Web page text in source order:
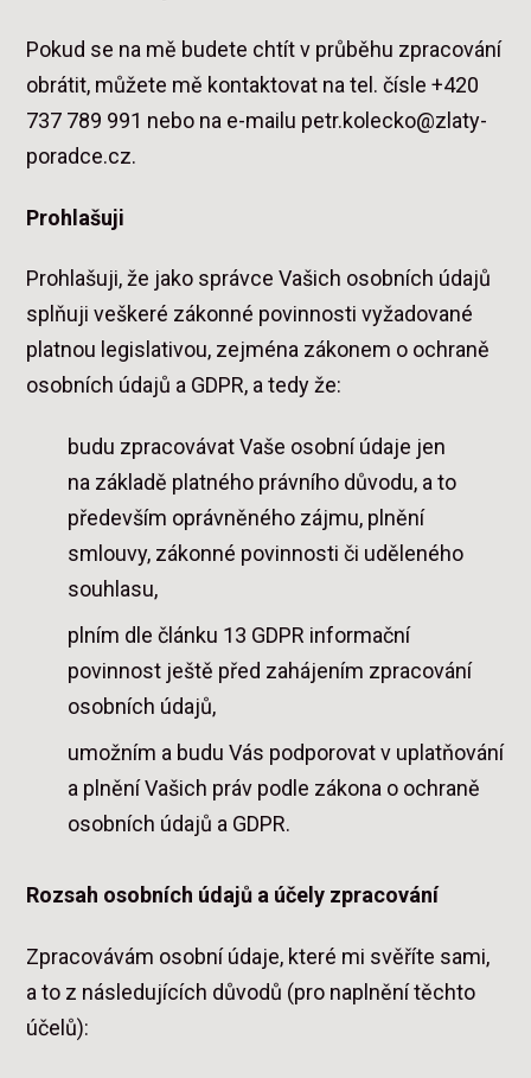
Pokud se na mě budete chtít v průběhu zpracování
obrátit, můžete mě kontaktovat na tel. čísle +420
737 789 991 nebo na e-mailu petr.kolecko@zlaty-
poradce.cz.
Prohlašuji
Prohlašuji, že jako správce Vašich osobních údajů
splňuji veškeré zákonné povinnosti vyžadované
platnou legislativou, zejména zákonem o ochraně
osobních údajů a GDPR, a tedy že:
budu zpracovávat Vaše osobní údaje jen
na základě platného právního důvodu, a to
především oprávněného zájmu, plnění
smlouvy, zákonné povinnosti či uděleného
souhlasu,
plním dle článku 13 GDPR informační
povinnost ještě před zahájením zpracování
osobních údajů,
umožním a budu Vás podporovat v uplatňování
a plnění Vašich práv podle zákona o ochraně
osobních údajů a GDPR.
Rozsah osobních údajů a účely zpracování
Zpracovávám osobní údaje, které mi svěříte sami,
a to z následujících důvodů (pro naplnění těchto
účelů):